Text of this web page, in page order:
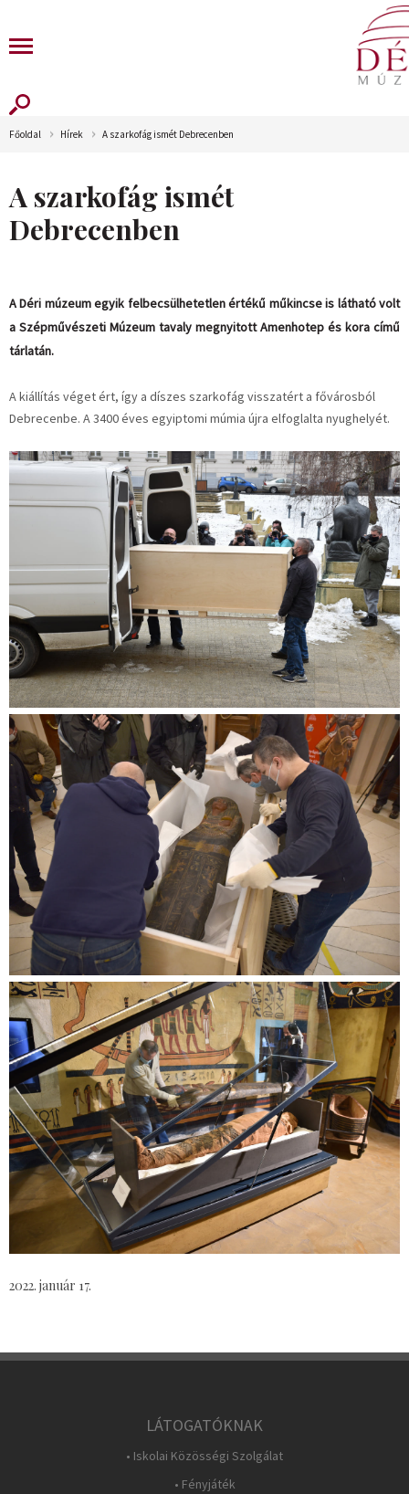
Főoldal Hírek A szarkofág ismét Debrecenben
A szarkofág ismét
Debrecenben
A Déri múzeum egyik felbecsülhetetlen értékű műkincse is látható volt
a Szépművészeti Múzeum tavaly megnyitott Amenhotep és kora című
tárlatán.
A kiállítás véget ért, így a díszes szarkofág visszatért a fővárosból
Debrecenbe. A 3400 éves egyiptomi múmia újra elfoglalta nyughelyét.
2022. január 17.
LÁTOGATÓKNAK
• Iskolai Közösségi Szolgálat
• Fényjáték